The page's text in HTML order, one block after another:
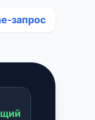
запрос